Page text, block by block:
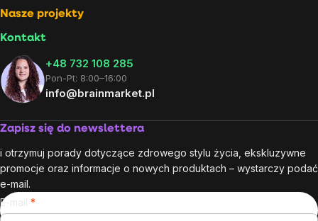
Nasze projekty
Kontakt
+48 732 108 285
Pon-Pt: 8:00–16:00
info@brainmarket.pl
Zapisz się do newslettera
i otrzymuj porady dotyczące zdrowego stylu życia, ekskluzywne
promocje oraz informacje o nowych produktach – wystarczy podać
e-mail.
E-mail